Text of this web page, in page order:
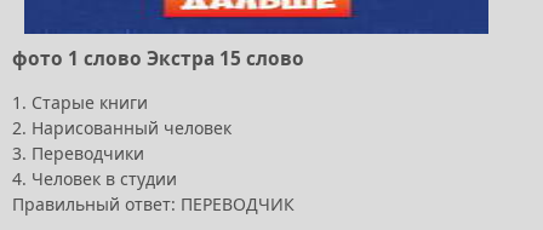
фото 1 слово Экстра 15 слово
1. Старые книги
2. Нарисованный человек
3. Переводчики
4. Человек в студии
Правильный ответ: ПЕРЕВОДЧИК